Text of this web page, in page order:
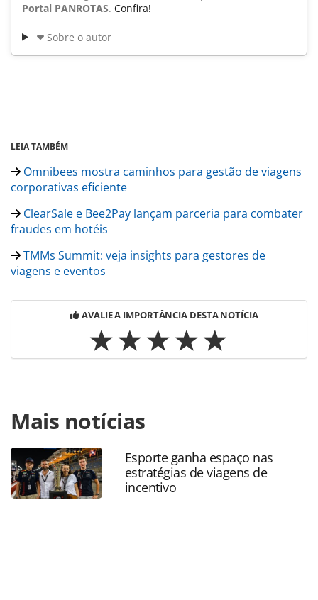
Portal PANROTAS. Confira!
Sobre o autor
LEIA TAMBÉM
Omnibees mostra caminhos para gestão de viagens
corporativas eficiente
ClearSale e Bee2Pay lançam parceria para combater
fraudes em hotéis
TMMs Summit: veja insights para gestores de
viagens e eventos
AVALIE A IMPORTÂNCIA DESTA NOTÍCIA
https://www.panrotas.com.br/gente/movimentacao/2024/
batista-nao-e-mais-o-diretor-de-negocios-da-
omnibees_210458.html ou as ferramentas oferecidas na
página. Todo o conteúdo produzido pela PANROTAS
Editora é protegido pela legislação brasileira sobre direito
autoral. Não reproduza o conteúdo sem autorização da
Mais notícias
Esporte ganha espaço nas
estratégias de viagens de
incentivo